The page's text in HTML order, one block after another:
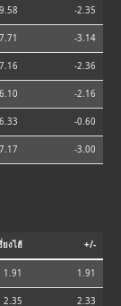
9.58 -2.35
7.71 -3.14
7.16 -2.36
6.10 -2.16
6.33 -0.60
7.17 -3.00
ยงไฮ้ +/-
1.91 1.91
2.35 2.33